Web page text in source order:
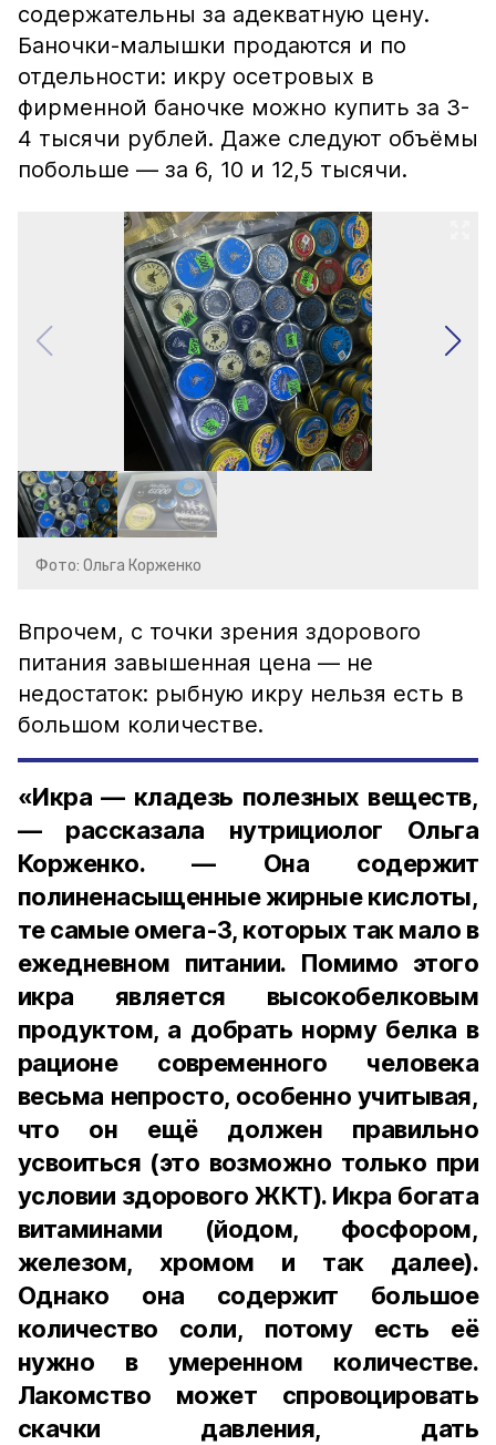
содержательны за адекватную цену.
Баночки-малышки продаются и по
отдельности: икру осетровых в
фирменной баночке можно купить за 3-
4 тысячи рублей. Даже следуют объёмы
побольше — за 6, 10 и 12,5 тысячи.
Фото: Ольга Корженко
Впрочем, с точки зрения здорового
питания завышенная цена — не
недостаток: рыбную икру нельзя есть в
большом количестве.
«Икра — кладезь полезных веществ,
— рассказала нутрициолог Ольга
Корженко. — Она содержит
полиненасыщенные жирные кислоты,
те самые омега-3, которых так мало в
ежедневном питании. Помимо этого
икра является высокобелковым
продуктом, а добрать норму белка в
рационе современного человека
весьма непросто, особенно учитывая,
что он ещё должен правильно
усвоиться (это возможно только при
условии здорового ЖКТ). Икра богата
витаминами (йодом, фосфором,
железом, хромом и так далее).
Однако она содержит большое
количество соли, потому есть её
нужно в умеренном количестве.
Лакомство может спровоцировать
скачки давления, дать